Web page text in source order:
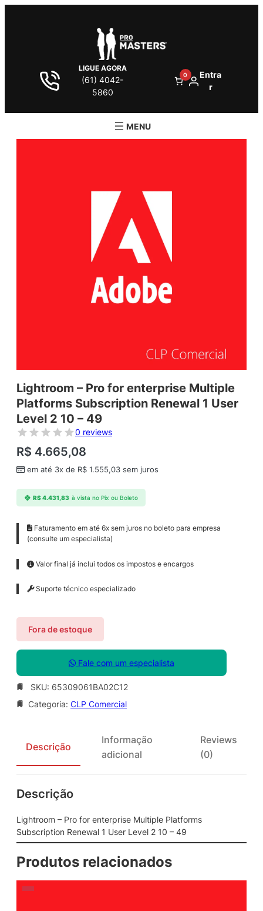
LIGUE AGORA
(61) 4042-
5860
0
Entra
r
Lightroom – Pro for enterprise Multiple
Platforms Subscription Renewal 1 User
Level 2 10 – 49
0 reviews
R$ 4.665,08
em até 3x de R$ 1.555,03 sem juros
R$4.431,83 à vista no Pix ou Boleto
Faturamento em até 6x sem juros no boleto para empresa
(consulte um especialista)
Valor final já inclui todos os impostos e encargos
Suporte técnico especializado
Fora de estoque
Fale com um especialista
SKU: 65309061BA02C12
Categoria: CLP Comercial
Descrição
Informação
adicional
Reviews
(0)
Descrição
Lightroom – Pro for enterprise Multiple Platforms
Subscription Renewal 1 User Level 2 10 – 49
Produtos relacionados